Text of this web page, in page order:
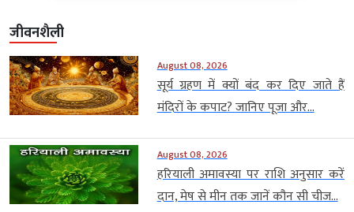
जीवनशैली
August 08, 2026
सूर्य ग्रहण में क्यों बंद कर दिए जाते हैं
मंदिरों के कपाट? जानिए पूजा और...
August 08, 2026
हरियाली अमावस्या पर राशि अनुसार करें
दान, मेष से मीन तक जानें कौन सी चीज...